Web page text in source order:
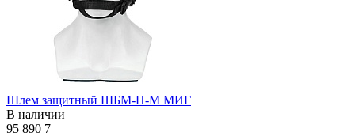
Шлем защитный ШБМ-Н-М МИГ
В наличии
95 890 7